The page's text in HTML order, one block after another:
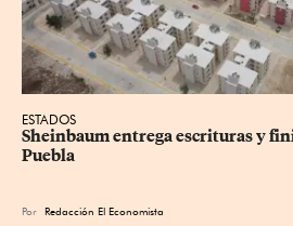
ESTADOS
Sheinbaum entrega escrituras y
Puebla
Por Redacción El Economista